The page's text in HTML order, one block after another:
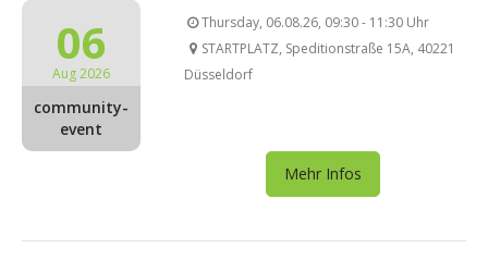
06
Aug 2026
community-
event
Thursday, 06.08.26, 09:30 - 11:30 Uhr
STARTPLATZ, Speditionstraße 15A, 40221
Düsseldorf
Mehr Infos